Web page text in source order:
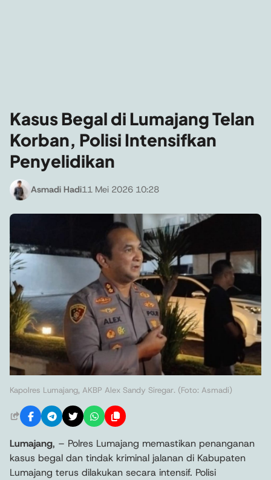
Kasus Begal di Lumajang Telan
Korban, Polisi Intensifkan
Penyelidikan
Asmadi Hadi11 Mei 2026 10:28
Kapolres Lumajang, AKBP Alex Sandy Siregar. (Foto: Asmadi)
Lumajang, – Polres Lumajang memastikan penanganan
kasus begal dan tindak kriminal jalanan di Kabupaten
Lumajang terus dilakukan secara intensif. Polisi